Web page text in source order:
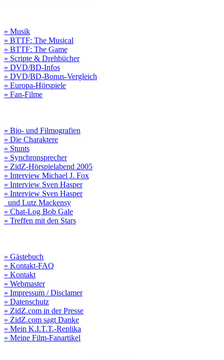
» Musik
» BTTF: The Musical
» BTTF: The Game
» Scripte & Drehbücher
» DVD/BD-Infos
» DVD/BD-Bonus-Vergleich
» Europa-Hörspiele
» Fan-Filme
» Bio- und Filmografien
» Die Charaktere
» Stunts
» Synchronsprecher
» ZidZ-Hörspielabend 2005
» Interview Michael J. Fox
» Interview Sven Hasper
» Interview Sven Hasper
und Lutz Mackensy
» Chat-Log Bob Gale
» Treffen mit den Stars
» Gästebuch
» Kontakt-FAQ
» Kontakt
» Webmaster
» Impressum / Disclamer
» Datenschutz
» ZidZ.com in der Presse
» ZidZ.com sagt Danke
» Mein K.I.T.T.-Replika
» Meine Film-Fanartikel